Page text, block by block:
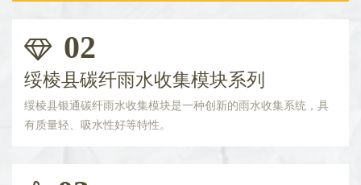
02
绥棱县碳纤雨水收集模块系列
绥棱县银通碳纤雨水收集模块是一种创新的雨水收集系统，具
有质量轻、吸水性好等特性。